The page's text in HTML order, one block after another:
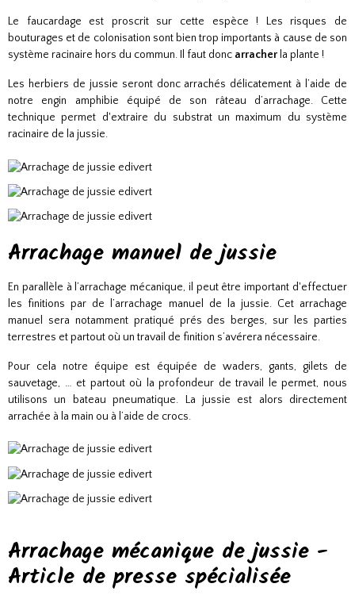
Le faucardage est proscrit sur cette espèce ! Les risques de
bouturages et de colonisation sont bien trop importants à cause de son
système racinaire hors du commun. Il faut donc arracherla plante !
Les herbiers de jussie seront donc arrachés délicatement à l’aide de
notre engin amphibie équipé de son râteau d’arrachage. Cette
technique permet d'extraire du substrat un maximum du système
racinaire de la jussie.
Arrachage manuel de jussie
En parallèle à l’arrachage mécanique, il peut être important d'effectuer
les finitions par de l’arrachage manuel de la jussie. Cet arrachage
manuel sera notamment pratiqué prés des berges, sur les parties
terrestres et partout où un travail de finition s’avérera nécessaire.
Pour cela notre équipe est équipée de waders, gants, gilets de
sauvetage, … et partout où la profondeur de travail le permet, nous
utilisons un bateau pneumatique. La jussie est alors directement
arrachée à la main ou à l’aide de crocs.
Arrachage mécanique de jussie -
Article de presse spécialisée